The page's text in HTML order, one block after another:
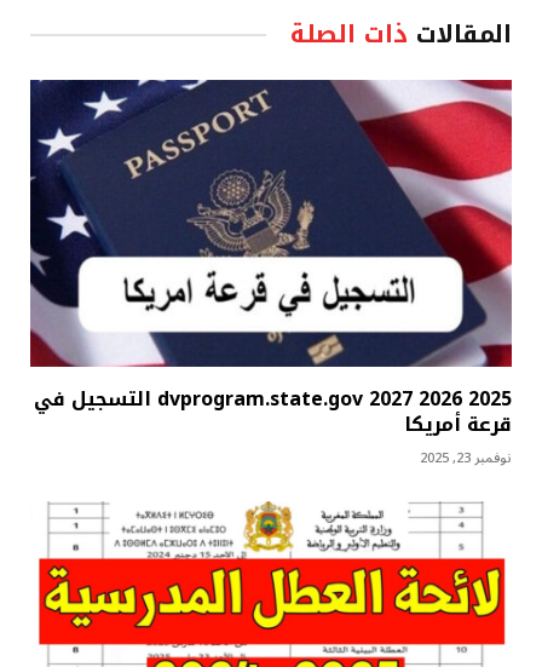
المقالات ذات الصلة
dvprogram.state.gov 2027 2026 2025 التسجيل في
قرعة أمريكا
نوفمبر 23, 2025